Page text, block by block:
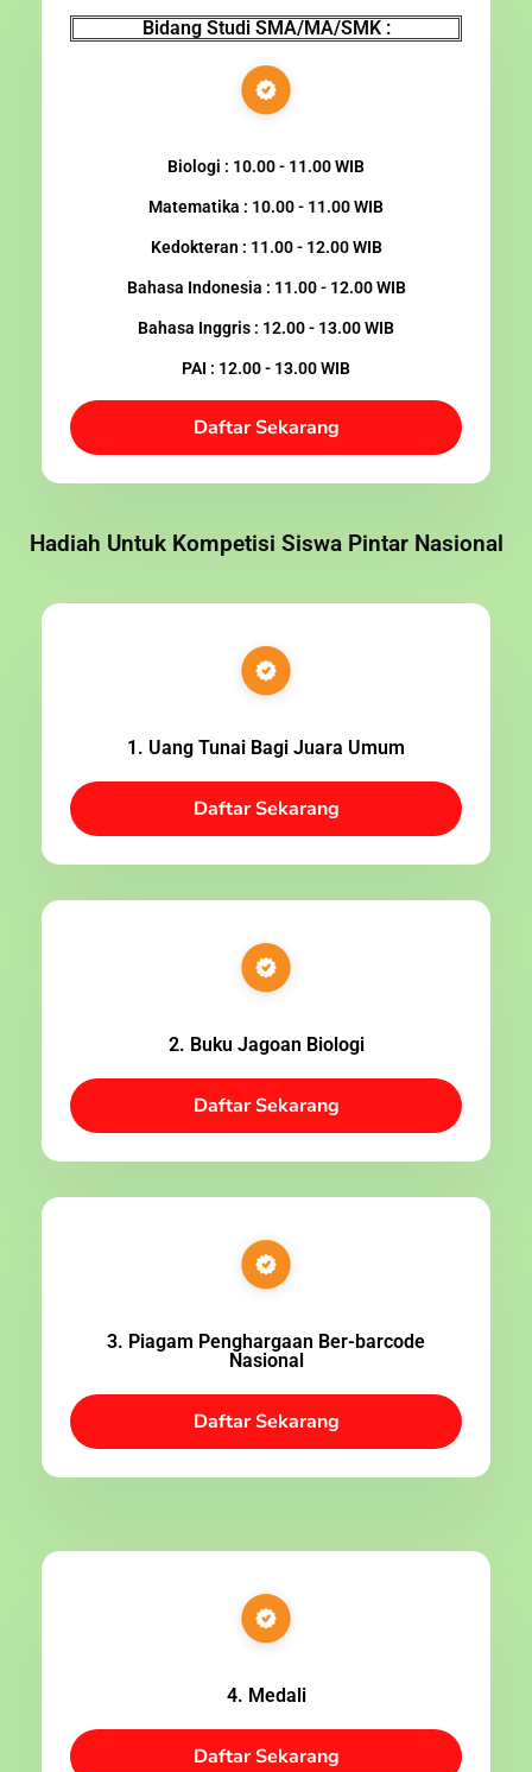
Bidang Studi SMA/MA/SMK :
Biologi : 10.00 - 11.00 WIB
Matematika : 10.00 - 11.00 WIB
Kedokteran : 11.00 - 12.00 WIB
Bahasa Indonesia : 11.00 - 12.00 WIB
Bahasa Inggris : 12.00 - 13.00 WIB
PAI : 12.00 - 13.00 WIB
Daftar Sekarang
Hadiah Untuk Kompetisi Siswa Pintar Nasional
1. Uang Tunai Bagi Juara Umum
Daftar Sekarang
2. Buku Jagoan Biologi
Daftar Sekarang
3. Piagam Penghargaan Ber-barcode
Nasional
Daftar Sekarang
4. Medali
Daftar Sekarang